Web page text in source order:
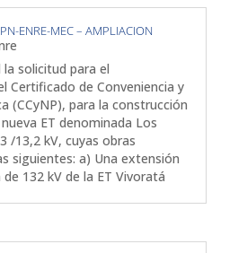
ENRE-MEC – AMPLIACION
la solicitud para el
Certificado de Conveniencia y
(CCyNP), para la construcción
ET denominada Los
/13,2 kV, cuyas obras
siguientes: a) Una extensión
132 kV de la ET Vivoratá